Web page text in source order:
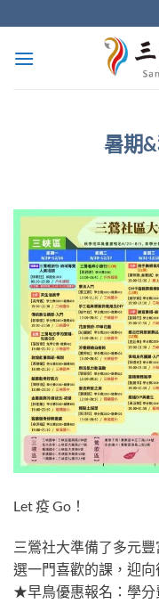
to
content
暑期
Let 疫 Go！
三鶯社大準備了多元
選一門喜歡的課，迎
★早鳥優惠報名：學分